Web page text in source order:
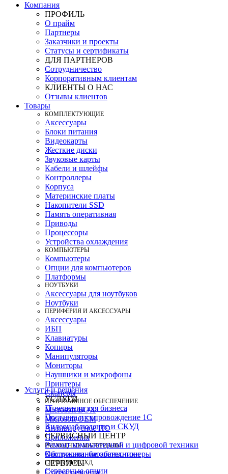
Компания
ПРОФИЛЬ
О прайм
Партнеры
Заказчики и проекты
Статусы и сертификаты
ДЛЯ ПАРТНЕРОВ
Сотрудничество
Корпоративным клиентам
КЛИЕНТЫ О НАС
Отзывы клиентов
Товары
КOМПЛЕКТУЮЩИЕ
Аксессуары
Блоки питания
Видеокарты
Жесткие диски
Звуковые карты
Кабели и шлейфы
Контроллеры
Корпуса
Материнские платы
Накопители SSD
Память оперативная
Приводы
Процессоры
Устройства охлаждения
КОМПЬЮТЕРЫ
Компьютеры
Опции для компьютеров
Платформы
НОУТБУКИ
Аксессуары для ноутбуков
Ноутбуки
ПЕРИФЕРИЯ И АКСЕССУАРЫ
Аксессуары
ИБП
Клавиатуры
Копиры
Манипуляторы
Мониторы
Наушники и микрофоны
Принтеры
Сканеры
ПРОГРАММНОЕ ОБЕСПЕЧЕНИЕ
Microsoft BOX
Microsoft OEM
Антивирусное ПО
Приложения
РАСХОДНЫЕ МАТЕРИАЛЫ
Картриджи, барабаны, тонеры
СЕРВЕРЫ И СХД
Серверные опции
Услуги и решения
УСЛУГИ
IT-решения для бизнеса
Поставка и сопровождение 1C
Видеонаблюдение и СКУД
СЕРВИСНЫЙ ЦЕНТР
Ремонт компьютерной и цифровой техники
Обслуживание оргтехники
СЕРВИСЫ
Статус ремонта